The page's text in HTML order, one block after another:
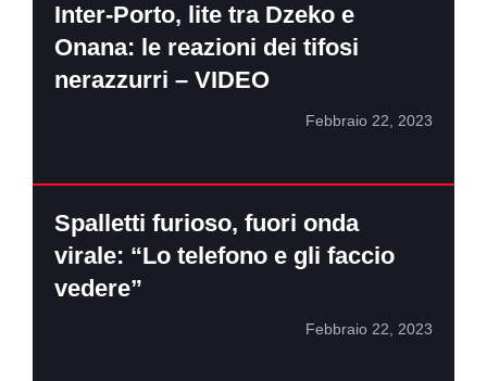
Inter-Porto, lite tra Dzeko e
Onana: le reazioni dei tifosi
nerazzurri – VIDEO
Febbraio 22, 2023
Spalletti furioso, fuori onda
virale: “Lo telefono e gli faccio
vedere”
Febbraio 22, 2023